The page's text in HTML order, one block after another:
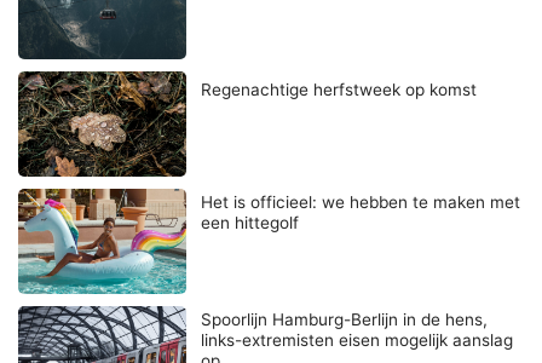
Regenachtige herfstweek op komst
Het is officieel: we hebben te maken met
een hittegolf
Spoorlijn Hamburg-Berlijn in de hens,
links-extremisten eisen mogelijk aanslag